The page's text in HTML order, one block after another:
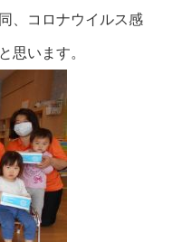
、コロナウイルス感
思います。